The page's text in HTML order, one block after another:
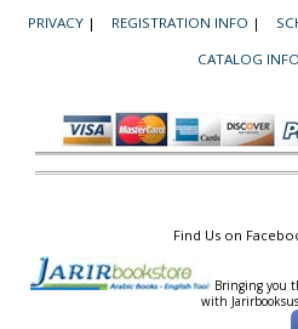
PRIVACY | REGISTRATION INFO |
CATALOG INFO
Find Us on
Bringing you
with